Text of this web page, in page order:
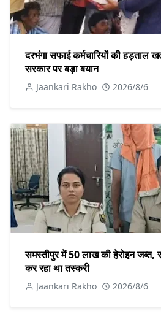
दरभंगा सफाई कर्मचारियों की हड़ताल
सरकार पर बड़ा बयान
Jaankari Rakho 2026/8/6
समस्तीपुर में 50 लाख की हेरोइन जब्त,
कर रहा था तस्करी
Jaankari Rakho 2026/8/6